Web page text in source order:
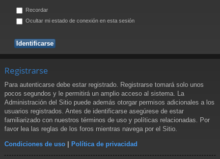
Recordar
Ocultar mi estado de conexión en esta sesión
Registrarse
Para autenticarse debe estar registrado. Registrarse tomará solo unos
pocos segundos y le permitirá un amplio acceso al sistema. La
Administración del Sitio puede además otorgar permisos adicionales a los
usuarios registrados. Antes de identificarse asegúrese de estar
familiarizado con nuestros términos de uso y políticas relacionadas. Por
favor lea las reglas de los foros mientras navega por el Sitio.
Condiciones de uso | Política de privacidad